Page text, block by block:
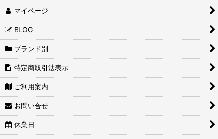
マイページ
BLOG
ブランド別
特定商取引法表示
ご利用案内
お問い合せ
休業日